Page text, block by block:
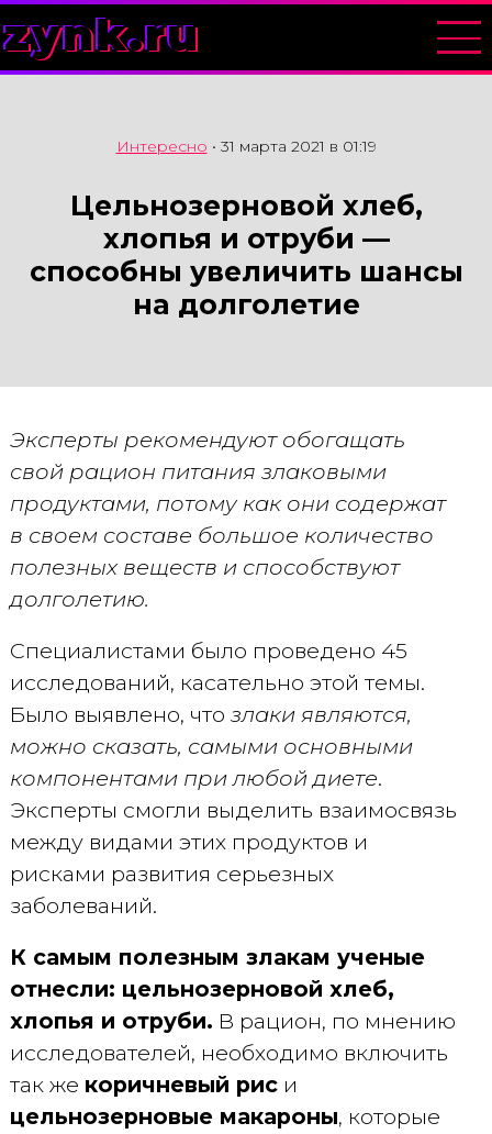
zynk.ru
Интересно • 31 марта 2021 в 01:19
Цельнозерновой хлеб,
хлопья и отруби —
способны увеличить шансы
на долголетие
Эксперты рекомендуют обогащать
свой рацион питания злаковыми
продуктами, потому как они содержат
в своем составе большое количество
полезных веществ и способствуют
долголетию.
Специалистами было проведено 45
исследований, касательно этой темы.
Было выявлено, что злаки являются,
можно сказать, самыми основными
компонентами при любой диете.
Эксперты смогли выделить взаимосвязь
между видами этих продуктов и
рисками развития серьезных
заболеваний.
К самым полезным злакам ученые
отнесли: цельнозерновой хлеб,
хлопья и отруби. В рацион, по мнению
исследователей, необходимо включить
так же коричневый риси
цельнозерновые макароны, которые